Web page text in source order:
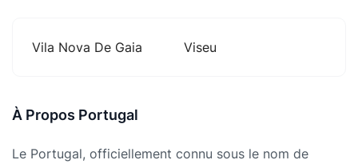
Vila Nova De Gaia Viseu
À Propos Portugal
Le Portugal, officiellement connu sous le nom de